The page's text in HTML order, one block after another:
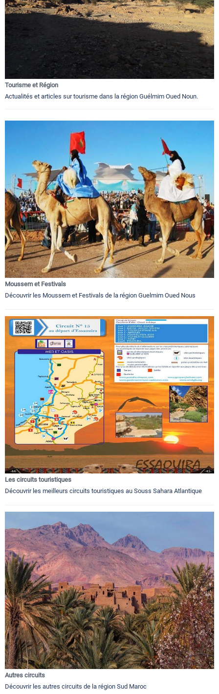
Tourisme et Région
Actualités et articles sur tourisme dans la région Guélmim Oued Noun.
Moussem et Festivals
Découvrir les Moussem et Festivals de la région Guelmim Oued Nous
Les circuits touristiques
Découvrir les meilleurs circuits touristiques au Souss Sahara Atlantique
Autres circuits
Découvrir les autres circuits de la région Sud Maroc